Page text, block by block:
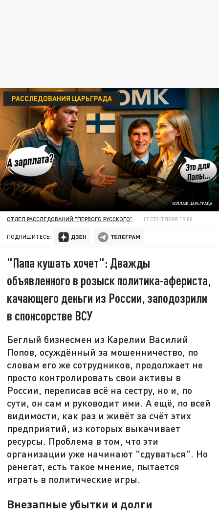
КОЛЛАЖ ЦАРЬГРАДА
РАССЛЕДОВАНИЯ ЦАРЬГРАДА
ОТДЕЛ РАССЛЕДОВАНИЙ "ПЕРВОГО РУССКОГО" 17 СЕНТЯБРЯ 19:00
ПОДПИШИТЕСЬ:
"Папа кушать хочет": Дважды
объявленного в розыск политика-афериста,
качающего деньги из России, заподозрили
в спонсорстве ВСУ
Беглый бизнесмен из Карелии Василий
Попов, осуждённый за мошенничество, по
словам его же сотрудников, продолжает не
просто контролировать свои активы в
России, переписав всё на сестру, но и, по
сути, он сам и руководит ими. А ещё, по всей
видимости, как раз и живёт за счёт этих
предприятий, из которых выкачивает
ресурсы. Проблема в том, что эти
организации уже начинают "сдуваться". Но
ренегат, есть такое мнение, пытается
играть в политические игры.
Внезапные убытки и долги